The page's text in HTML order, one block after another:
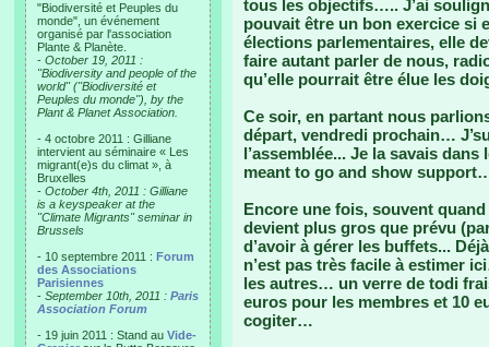
"Biodiversité et Peuples du
monde", un événement
organisé par l'association
Plante & Planète.
- October 19, 2011 :
"Biodiversity and people of the
world" ("Biodiversité et
Peuples du monde"), by the
Plant & Planet Association.
- 4 octobre 2011 : Gilliane
intervient au séminaire « Les
migrant(e)s du climat », à
Bruxelles
- October 4th, 2011 : Gilliane
is a keyspeaker at the
"Climate Migrants" seminar in
Brussels
- 10 septembre 2011 : Forum
des Associations
Parisiennes
- September 10th, 2011 : Paris
Association Forum
- 19 juin 2011 : Stand au Vide-
tous les objectifs….. J’ai
pouvait être un bon exercice si
élections parlementaires, elle
faire autant parler de nous,
qu’elle pourrait être élue les
Ce soir, en partant nous
départ, vendredi prochain…
l’assemblée... Je la savais
meant to go and show
Encore une fois, souvent
devient plus gros que prévu
d’avoir à gérer les buffets...
n’est pas très facile à estimer
les autres… un verre de todi
euros pour les membres et 10
cogiter…